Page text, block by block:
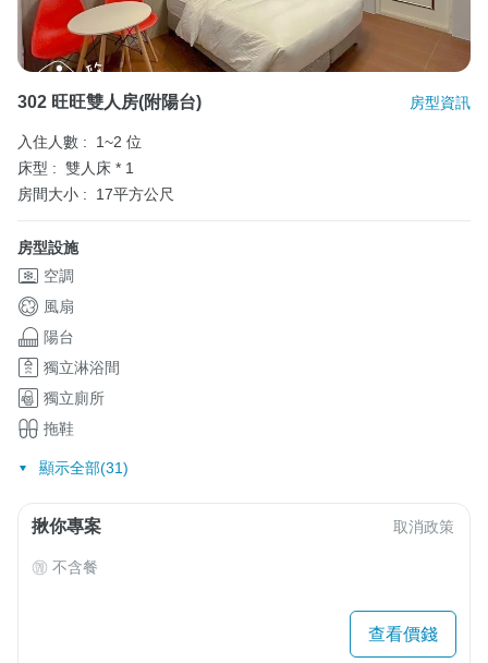
302 旺旺雙人房(附陽台) 房型資訊
入住人數 :
1~2 位
床型 : 雙人床 * 1
房間大小 :
17平方公尺
房型設施
空調
風扇
陽台
獨立淋浴間
獨立廁所
拖鞋
顯示全部(31)
揪你專案 取消政策
不含餐
查看價錢